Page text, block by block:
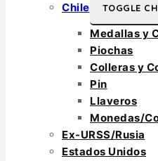
Chile TOGGLE
Medallas y
Piochas
Colleras y
Pin
Llaveros
Monedas/
Ex-URSS/Rusia
Estados Unidos